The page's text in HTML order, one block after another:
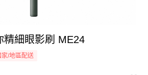
精細眼影刷 ME24
家/地區配送